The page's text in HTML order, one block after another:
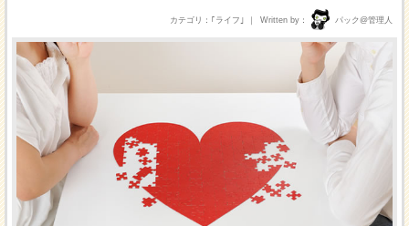
Written by パック@管理人
カテゴリ ｢ ライフ ｣